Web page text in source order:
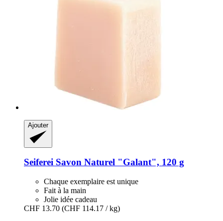
Ajouter
Seiferei Savon Naturel "Galant", 120 g
Chaque exemplaire est unique
Fait à la main
Jolie idée cadeau
CHF 13.70 (CHF 114.17 / kg)